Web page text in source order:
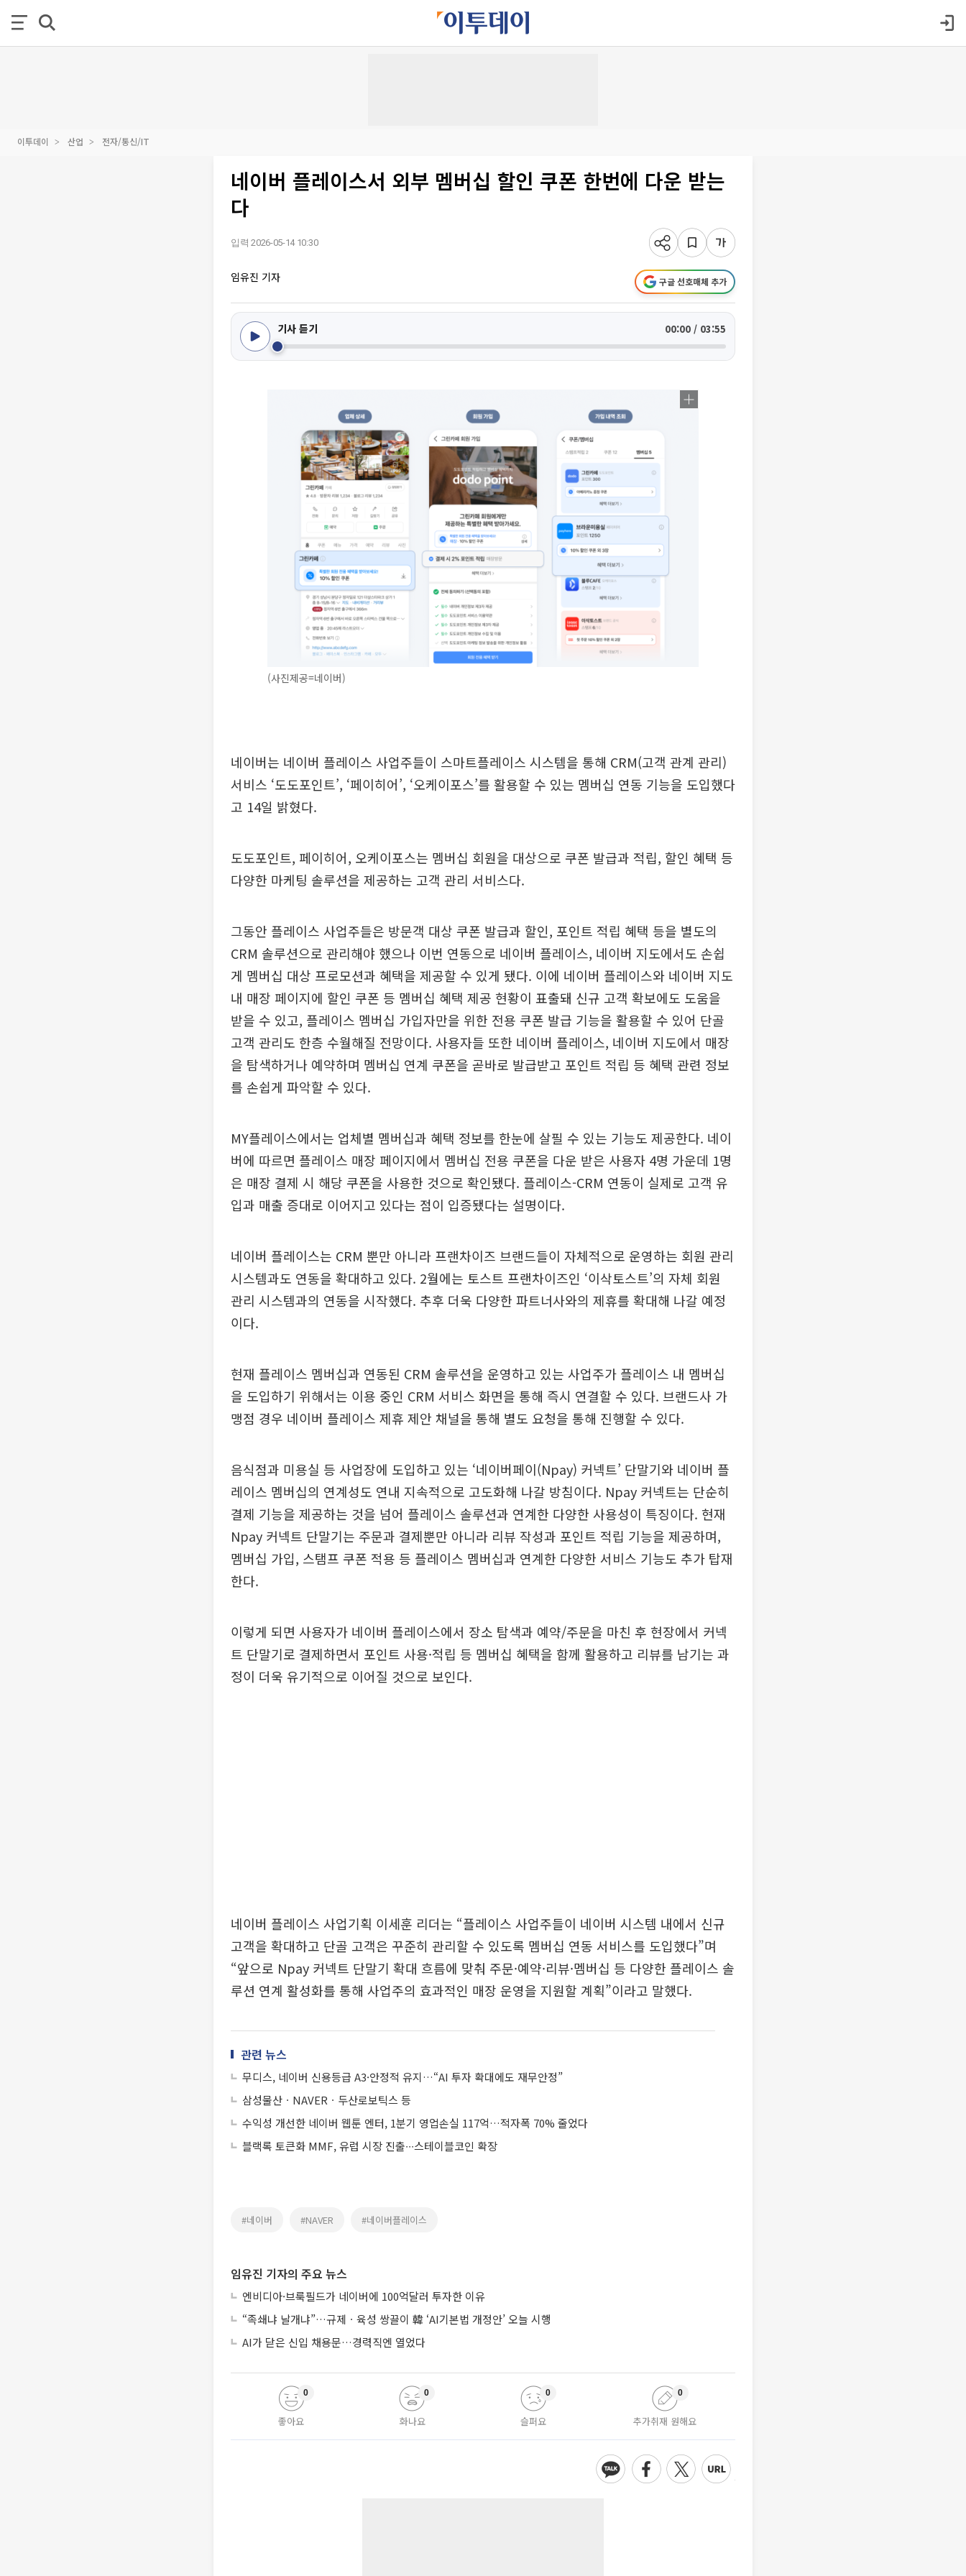
이투데이 산업 전자/통신/IT
네이버 플레이스서 외부 멤버십 할인 쿠폰 한번에 다운 받는
다
입력 2026-05-14 10:30
임유진 기자 구글 선호매체 추가
기사 듣기 00:00 / 03:55
(사진제공=네이버)
네이버는 네이버 플레이스 사업주들이 스마트플레이스 시스템을 통해 CRM(고객 관계 관리)
서비스 ‘도도포인트’, ‘페이히어’, ‘오케이포스’를 활용할 수 있는 멤버십 연동 기능을 도입했다
고 14일 밝혔다.
도도포인트, 페이히어, 오케이포스는 멤버십 회원을 대상으로 쿠폰 발급과 적립, 할인 혜택 등
다양한 마케팅 솔루션을 제공하는 고객 관리 서비스다.
그동안 플레이스 사업주들은 방문객 대상 쿠폰 발급과 할인, 포인트 적립 혜택 등을 별도의
CRM 솔루션으로 관리해야 했으나 이번 연동으로 네이버 플레이스, 네이버 지도에서도 손쉽
게 멤버십 대상 프로모션과 혜택을 제공할 수 있게 됐다. 이에 네이버 플레이스와 네이버 지도
내 매장 페이지에 할인 쿠폰 등 멤버십 혜택 제공 현황이 표출돼 신규 고객 확보에도 도움을
받을 수 있고, 플레이스 멤버십 가입자만을 위한 전용 쿠폰 발급 기능을 활용할 수 있어 단골
고객 관리도 한층 수월해질 전망이다. 사용자들 또한 네이버 플레이스, 네이버 지도에서 매장
을 탐색하거나 예약하며 멤버십 연계 쿠폰을 곧바로 발급받고 포인트 적립 등 혜택 관련 정보
를 손쉽게 파악할 수 있다.
MY플레이스에서는 업체별 멤버십과 혜택 정보를 한눈에 살필 수 있는 기능도 제공한다. 네이
버에 따르면 플레이스 매장 페이지에서 멤버십 전용 쿠폰을 다운 받은 사용자 4명 가운데 1명
은 매장 결제 시 해당 쿠폰을 사용한 것으로 확인됐다. 플레이스-CRM 연동이 실제로 고객 유
입과 매출 증대로 이어지고 있다는 점이 입증됐다는 설명이다.
네이버 플레이스는 CRM 뿐만 아니라 프랜차이즈 브랜드들이 자체적으로 운영하는 회원 관리
시스템과도 연동을 확대하고 있다. 2월에는 토스트 프랜차이즈인 ‘이삭토스트’의 자체 회원
관리 시스템과의 연동을 시작했다. 추후 더욱 다양한 파트너사와의 제휴를 확대해 나갈 예정
이다.
현재 플레이스 멤버십과 연동된 CRM 솔루션을 운영하고 있는 사업주가 플레이스 내 멤버십
을 도입하기 위해서는 이용 중인 CRM 서비스 화면을 통해 즉시 연결할 수 있다. 브랜드사 가
맹점 경우 네이버 플레이스 제휴 제안 채널을 통해 별도 요청을 통해 진행할 수 있다.
음식점과 미용실 등 사업장에 도입하고 있는 ‘네이버페이(Npay) 커넥트’ 단말기와 네이버 플
레이스 멤버십의 연계성도 연내 지속적으로 고도화해 나갈 방침이다. Npay 커넥트는 단순히
결제 기능을 제공하는 것을 넘어 플레이스 솔루션과 연계한 다양한 사용성이 특징이다. 현재
Npay 커넥트 단말기는 주문과 결제뿐만 아니라 리뷰 작성과 포인트 적립 기능을 제공하며,
멤버십 가입, 스탬프 쿠폰 적용 등 플레이스 멤버십과 연계한 다양한 서비스 기능도 추가 탑재
한다.
이렇게 되면 사용자가 네이버 플레이스에서 장소 탐색과 예약/주문을 마친 후 현장에서 커넥
트 단말기로 결제하면서 포인트 사용·적립 등 멤버십 혜택을 함께 활용하고 리뷰를 남기는 과
정이 더욱 유기적으로 이어질 것으로 보인다.
네이버 플레이스 사업기획 이세훈 리더는 “플레이스 사업주들이 네이버 시스템 내에서 신규
고객을 확대하고 단골 고객은 꾸준히 관리할 수 있도록 멤버십 연동 서비스를 도입했다”며
“앞으로 Npay 커넥트 단말기 확대 흐름에 맞춰 주문·예약·리뷰·멤버십 등 다양한 플레이스 솔
루션 연계 활성화를 통해 사업주의 효과적인 매장 운영을 지원할 계획”이라고 말했다.
관련 뉴스
무디스, 네이버 신용등급 A3·안정적 유지…“AI 투자 확대에도 재무안정”
삼성물산ㆍNAVERㆍ두산로보틱스 등
수익성 개선한 네이버 웹툰 엔터, 1분기 영업손실 117억…적자폭 70% 줄었다
블랙록 토큰화 MMF, 유럽 시장 진출∙∙∙스테이블코인 확장
#네이버 #NAVER #네이버플레이스
임유진 기자의 주요 뉴스
엔비디아·브룩필드가 네이버에 100억달러 투자한 이유
“족쇄냐 날개냐”…규제ㆍ육성 쌍끌이 韓 ‘AI기본법 개정안’ 오늘 시행
AI가 닫은 신입 채용문…경력직엔 열었다
좋아요
0
화나요
0
슬퍼요
0
추가취재 원해요
0